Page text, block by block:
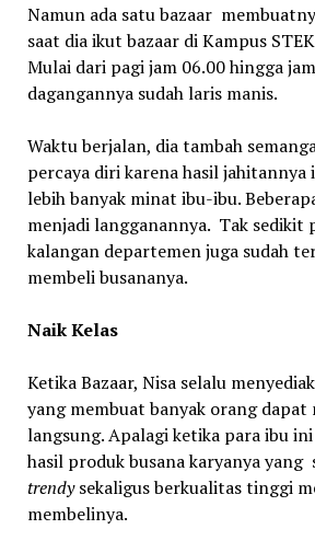
Namun ada satu bazaar
saat dia ikut bazaar di Kampus
Mulai dari pagi jam 06.00 hingga
dagangannya sudah laris manis.
Waktu berjalan, dia tambah
percaya diri karena hasil
lebih banyak minat ibu-ibu.
menjadi langganannya. Tak sedikit
kalangan departemen juga sudah
membeli busananya.
Naik Kelas
Ketika Bazaar, Nisa selalu
yang membuat banyak orang dapat
langsung. Apalagi ketika para ibu
hasil produk busana karyanya yang
trendysekaligus berkualitas tinggi
membelinya.